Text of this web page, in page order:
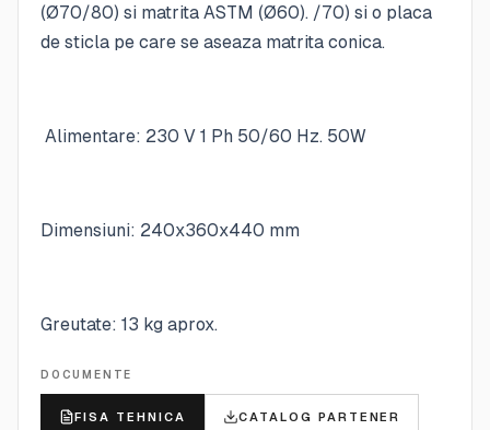
(Ø70/80) si matrita ASTM (Ø60). /70) si o placa
de sticla pe care se aseaza matrita conica.
Alimentare: 230 V 1 Ph 50/60 Hz. 50W
Dimensiuni: 240x360x440 mm
Greutate: 13 kg aprox.
DOCUMENTE
FISA TEHNICA CATALOG PARTENER